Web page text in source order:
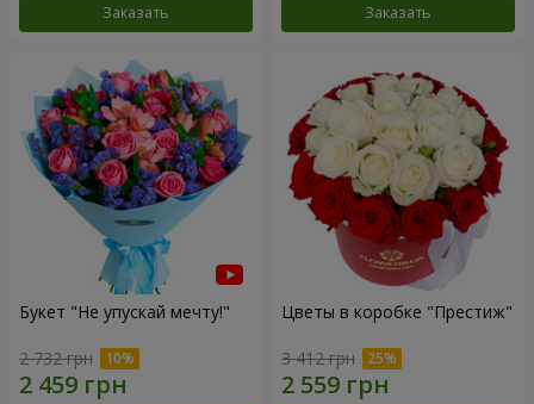
Заказать Заказать
Букет "Не упускай мечту!"
2 732 грн
Цветы в коробке "Престиж"
3 412 грн